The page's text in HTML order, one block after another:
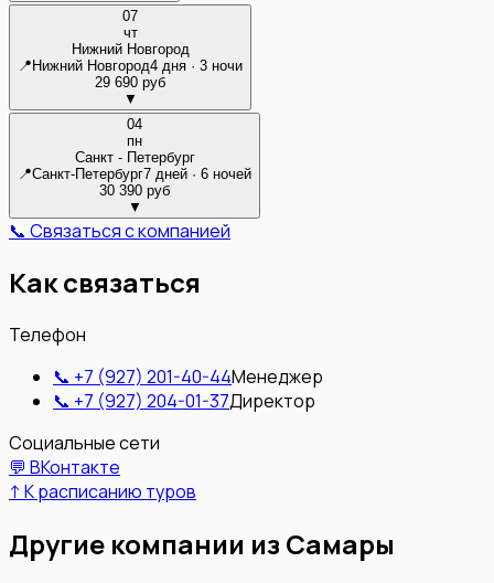
07
чт
Нижний Новгород
📍Нижний Новгород4 дня · 3 ночи
29 690 руб
▼
04
пн
Санкт - Петербург
📍Санкт-Петербург7 дней · 6 ночей
30 390 руб
▼
📞 Связаться с компанией
Как связаться
Телефон
📞 +7 (927) 201-40-44Менеджер
📞 +7 (927) 204-01-37Директор
Социальные сети
💬 ВКонтакте
↑ К расписанию туров
Другие компании из Самары